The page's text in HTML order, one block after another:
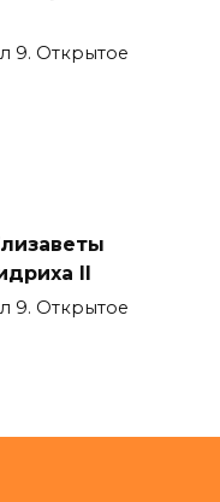
9. Открытое
II
9. Открытое